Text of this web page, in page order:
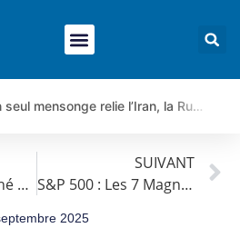
Ce matin, un seul mensonge relie l’Iran, la Russie et Trump | par Louis Antoine Michelet
Ce que Trump, Téhéran et Pékin ne veulent pas que vous voyiez ensemble | par Louis-Antoine Michelet
Vente du Turbo infini BEST PUT COINBASE WO83V à 0,51 € (+46 %)
Pourquoi le Marché est Attrayant Malgré l’Inquiétude ? | Point Stratégique Hebdo – Éric Galiègue
SUIVANT
S&P 500 : Les 7 Magnifiques ne suffisent plus ! Le Momentum est-il Mort ? | David Furcajg – Across The Market
2025